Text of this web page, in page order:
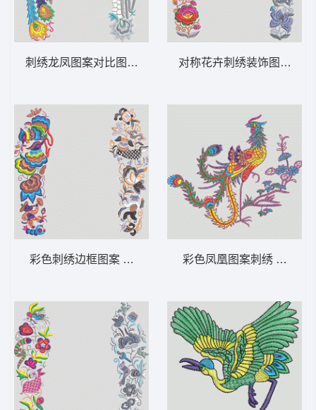
刺绣龙凤图案对比图 鞋垫
彩色刺绣边框图案 鞋垫
对称花卉刺绣装饰图案 鞋垫
彩色凤凰图案刺绣 凤凰